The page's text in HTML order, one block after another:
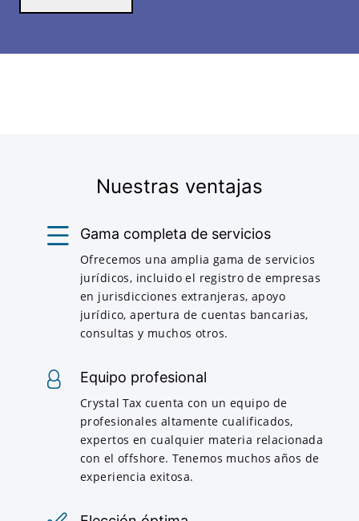
Nuestras ventajas
Gama completa de servicios
Ofrecemos una amplia gama de servicios
jurídicos, incluido el registro de empresas
en jurisdicciones extranjeras, apoyo
jurídico, apertura de cuentas bancarias,
consultas y muchos otros.
Equipo profesional
Crystal Tax cuenta con un equipo de
profesionales altamente cualificados,
expertos en cualquier materia relacionada
con el offshore. Tenemos muchos años de
experiencia exitosa.